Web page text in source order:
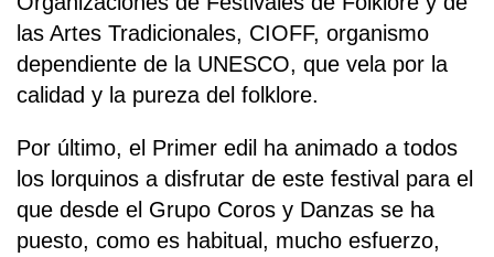
las Artes Tradicionales, CIOFF, organismo
dependiente de la UNESCO, que vela por la
calidad y la pureza del folklore.
Por último, el Primer edil ha animado a todos
los lorquinos a disfrutar de este festival para el
que desde el Grupo Coros y Danzas se ha
puesto, como es habitual, mucho esfuerzo,